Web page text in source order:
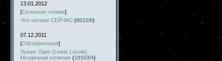
13.01.2012
[Сезонное чтение]
Что читаем СЕЙЧАС (8012/8)
07.12.2011
[Обсерватория]
Льюис Лаво (Lewis Lavoie).
Мозаичная иллюзия (10153/4)